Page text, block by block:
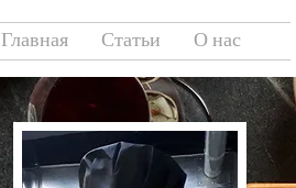
Главная Статьи О нас